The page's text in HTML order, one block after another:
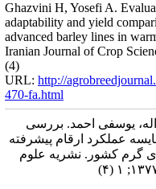
Ghazvini H, Yosefi A.
adaptability and yield
advanced barley lines in
Iranian Journal of Crop
(4)
URL: http://
470-fa.html
یوسفی احمد. بررسی
عملکرد ارقام پیشرفته
گرم کشور. نشریه علوم